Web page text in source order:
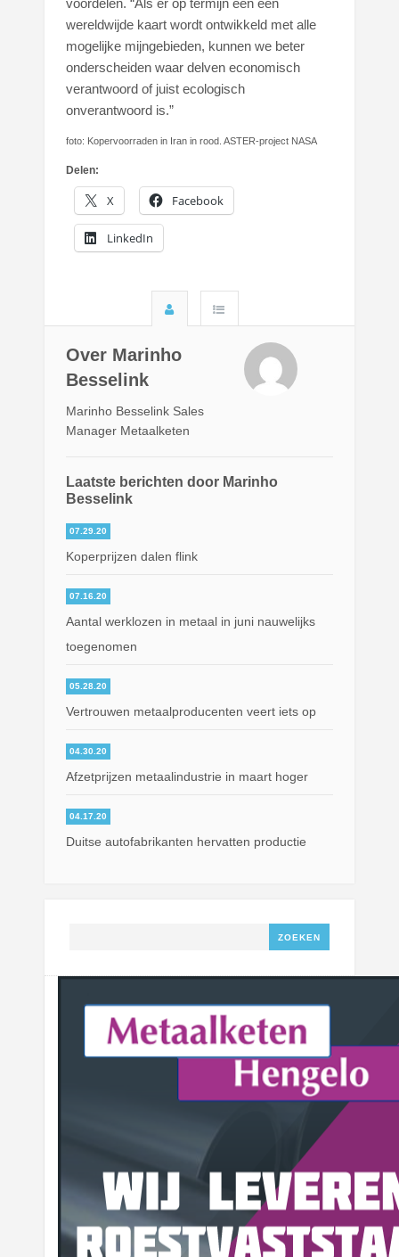
voordelen. “Als er op termijn een een
wereldwijde kaart wordt ontwikkeld met alle
mogelijke mijngebieden, kunnen we beter
onderscheiden waar delven economisch
verantwoord of juist ecologisch
onverantwoord is.”
foto: Kopervoorraden in Iran in rood. ASTER-project NASA
Delen:
X Facebook
LinkedIn
Over Marinho
Besselink
Marinho Besselink Sales
Manager Metaalketen
Laatste berichten door Marinho
Besselink
07.29.20
Koperprijzen dalen flink
07.16.20
Aantal werklozen in metaal in juni nauwelijks
toegenomen
05.28.20
Vertrouwen metaalproducenten veert iets op
04.30.20
Afzetprijzen metaalindustrie in maart hoger
04.17.20
Duitse autofabrikanten hervatten productie